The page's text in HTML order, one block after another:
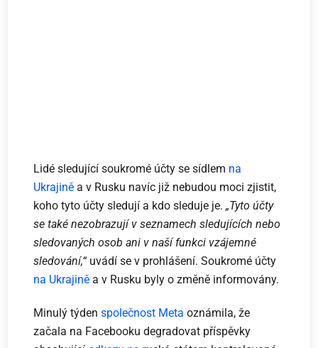
Lidé sledující soukromé účty se sídlem na
Ukrajině a v Rusku navíc již nebudou moci zjistit,
koho tyto účty sledují a kdo sleduje je.„Tyto účty
se také nezobrazují v seznamech sledujících nebo
sledovaných osob ani v naší funkci vzájemné
sledování,“uvádí se v prohlášení. Soukromé účty
na Ukrajině a v Rusku byly o změně informovány.
Minulý týdenspolečnost Meta oznámila, že
začala na Facebooku degradovat příspěvky